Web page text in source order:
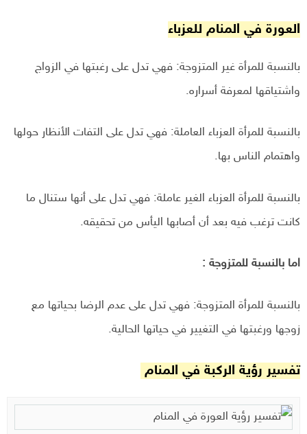
العورة في المنام للعزباء
بالنسبة للمرأة غير المتزوجة: فهي تدل على رغبتها في الزواج
واشتياقها لمعرفة أسراره.
بالنسبة للمرأة العزباء العاملة: فهي تدل على التفات الأنظار حولها
واهتمام الناس بها.
بالنسبة للمرأة العزباء الغير عاملة: فهي تدل على أنها ستنال ما
كانت ترغب فيه بعد أن أصابها اليأس من تحقيقه.
اما بالنسبة للمتزوجة :
بالنسبة للمرأة المتزوجة: فهي تدل على عدم الرضا بحياتها مع
زوجها ورغبتها في التغيير في حياتها الحالية.
تفسير رؤية الركبة في المنام